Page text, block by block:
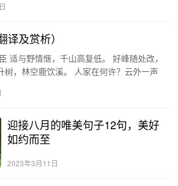
及赏析）
适与野情惬，千山高复低。 好峰随处改，
树，林空鹿饮溪。 人家在何许？云外一声
迎接八月的唯美句子12句，美好
如约而至
2023年3月11日